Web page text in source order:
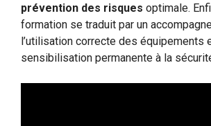
prévention des risques optimale.
formation se traduit par un
l’utilisation correcte des équipements
sensibilisation permanente à la